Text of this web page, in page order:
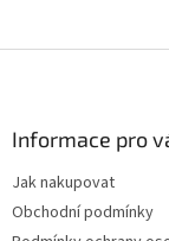
Informace pro
Jak nakupovat
Obchodní podmínky